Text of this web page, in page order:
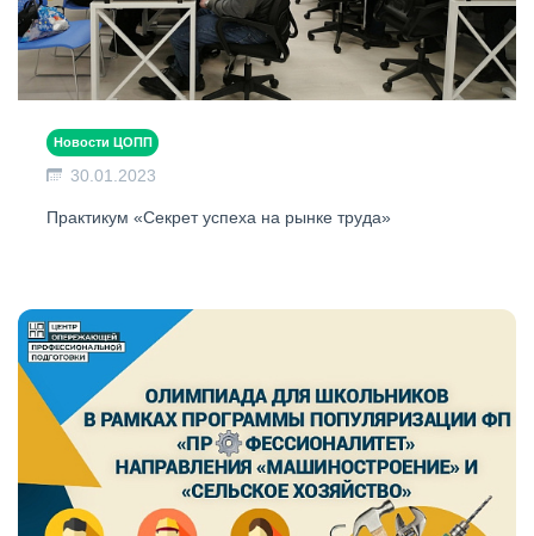
Новости ЦОПП
30.01.2023
Практикум «Секрет успеха на рынке труда»